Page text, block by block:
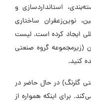
استانداردسازی و
نوین‌زعفران ساختاری
ایجاد کرده است. لیست
(زیرمجموعه گروه صنعتی
کنید.
گلرنگ) در حال حاضر در
برای اینکه همواره از